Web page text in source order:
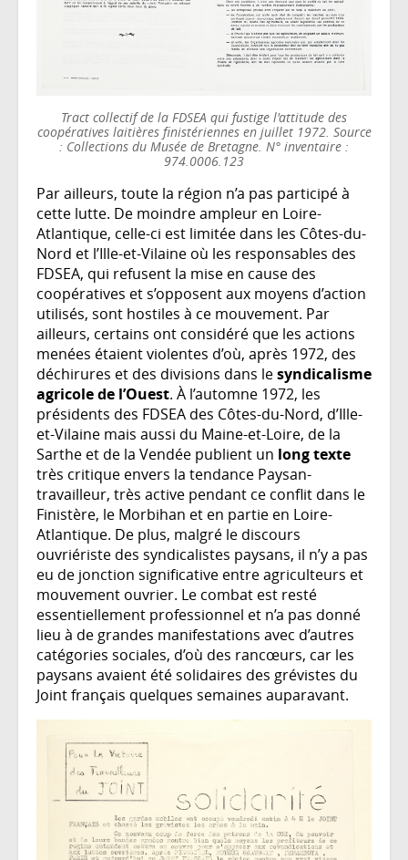
Tract collectif de la FDSEA qui fustige l'attitude des
coopératives laitières finistériennes en juillet 1972. Source
: Collections du Musée de Bretagne. N° inventaire :
974.0006.123
Par ailleurs, toute la région n’a pas participé à
cette lutte. De moindre ampleur en Loire-
Atlantique, celle-ci est limitée dans les Côtes-du-
Nord et l’Ille-et-Vilaine où les responsables des
FDSEA, qui refusent la mise en cause des
coopératives et s’opposent aux moyens d’action
utilisés, sont hostiles à ce mouvement. Par
ailleurs, certains ont considéré que les actions
menées étaient violentes d’où, après 1972, des
déchirures et des divisions dans lesyndicalisme
agricole de l’Ouest. À l’automne 1972, les
présidents des FDSEA des Côtes-du-Nord, d’Ille-
et-Vilaine mais aussi du Maine-et-Loire, de la
Sarthe et de la Vendée publient un long texte
très critique envers la tendance Paysan-
travailleur, très active pendant ce conflit dans le
Finistère, le Morbihan et en partie en Loire-
Atlantique. De plus, malgré le discours
ouvriériste des syndicalistes paysans, il n’y a pas
eu de jonction significative entre agriculteurs et
mouvement ouvrier. Le combat est resté
essentiellement professionnel et n’a pas donné
lieu à de grandes manifestations avec d’autres
catégories sociales, d’où des rancœurs, car les
paysans avaient été solidaires des grévistes du
Joint français quelques semaines auparavant.